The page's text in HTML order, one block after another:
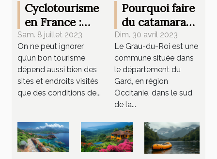
Cyclotourisme
en France :
Quels sont les
avantages
d’une
randonnée à
vélo ?
Sam. 8 juillet 2023
On ne peut ignorer
qu’un bon tourisme
dépend aussi bien des
sites et endroits visités
que des conditions de...
Pourquoi faire
du catamaran
à Grau-du-Roi
?
Dim. 30 avril 2023
Le Grau-du-Roi est une
commune située dans
le département du
Gard, en région
Occitanie, dans le sud
de la...